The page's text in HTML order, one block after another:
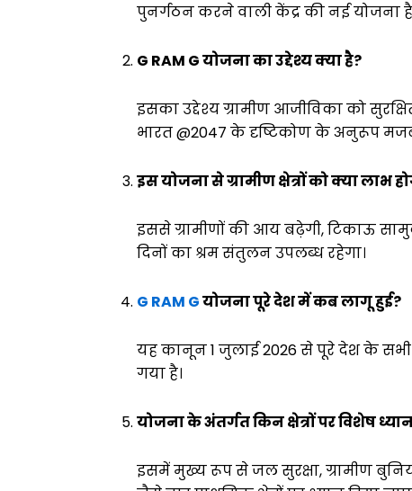
पुनर्गठन करने वाली केंद्र की नई योजना
G RAM G योजना का उद्देश्य क्या है?
इसका उद्देश्य ग्रामीण आजीविका को
भारत @2047 के दृष्टिकोण के अनुरूप
इस योजना से ग्रामीण क्षेत्रों को क्या लाभ
इससे ग्रामीणों की आय बढ़ेगी, टिकाऊ
दिनों का श्रम संतुलन उपलब्ध रहेगा।
G RAM Gयोजना पूरे देश में कब लागू हुई?
यह कानून 1 जुलाई 2026 से पूरे देश के सभी
गया है।
योजना के अंतर्गत किन क्षेत्रों पर विशेष
इसमें मुख्य रूप से जल सुरक्षा, ग्रामीण